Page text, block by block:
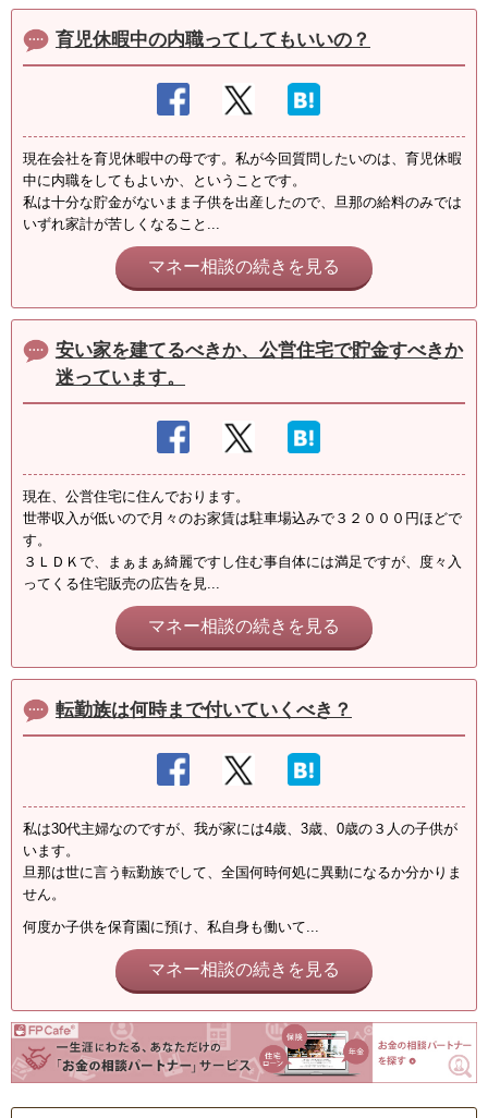
育児休暇中の内職ってしてもいいの？
現在会社を育児休暇中の母です。私が今回質問したいのは、育児休暇
中に内職をしてもよいか、ということです。
私は十分な貯金がないまま子供を出産したので、旦那の給料のみでは
いずれ家計が苦しくなること...
マネー相談の続きを見る
安い家を建てるべきか、公営住宅で貯金すべきか
迷っています。
現在、公営住宅に住んでおります。
世帯収入が低いので月々のお家賃は駐車場込みで３２０００円ほどで
す。
３ＬＤＫで、まぁまぁ綺麗ですし住む事自体には満足ですが、度々入
ってくる住宅販売の広告を見...
マネー相談の続きを見る
転勤族は何時まで付いていくべき？
私は30代主婦なのですが、我が家には4歳、3歳、0歳の３人の子供が
います。
旦那は世に言う転勤族でして、全国何時何処に異動になるか分かりま
せん。
何度か子供を保育園に預け、私自身も働いて...
マネー相談の続きを見る